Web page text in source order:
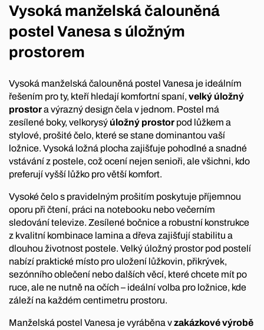
Vysoká manželská čalouněná
postel Vanesa s úložným
prostorem
Vysoká manželská čalouněná postel Vanesa je ideálním
řešením pro ty, kteří hledají komfortní spaní, velký úložný
prostora výrazný design čela v jednom. Postel má
zesílené boky, velkorysý úložný prostor pod lůžkem a
stylové, prošité čelo, které se stane dominantou vaší
ložnice. Vysoká ložná plocha zajišťuje pohodlné a snadné
vstávání z postele, což ocení nejen senioři, ale všichni, kdo
preferují vyšší lůžko pro větší komfort.
Vysoké čelo s pravidelným prošitím poskytuje příjemnou
oporu při čtení, práci na notebooku nebo večerním
sledování televize. Zesílené bočnice a robustní konstrukce
z kvalitní kombinace lamina a dřeva zajišťují stabilitu a
dlouhou životnost postele. Velký úložný prostor pod postelí
nabízí praktické místo pro uložení lůžkovin, přikrývek,
sezónního oblečení nebo dalších věcí, které chcete mít po
ruce, ale ne nutně na očích – ideální volba pro ložnice, kde
záleží na každém centimetru prostoru.
Manželská postel Vanesa je vyráběna vzakázkové výrobě